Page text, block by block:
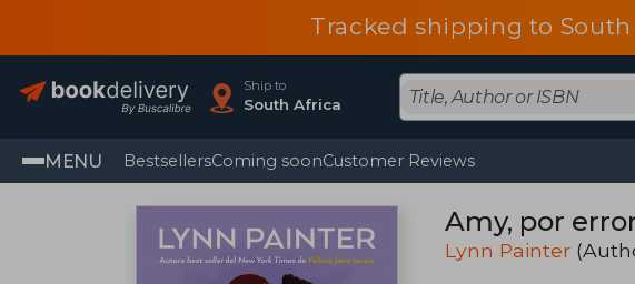
Tracked shipping to
Ship to
South Africa
MENU BestsellersComing soonCustomer Reviews
Amy, por
Lynn Painter